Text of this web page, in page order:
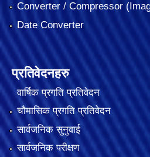
Converter / Compressor
Date Converter
प्रतिवेदनहरु
वार्षिक प्रगति प्रतिवेदन
चौमासिक प्रगति प्रतिवेदन
सार्वजनिक सुनुवाई
सार्वजनिक परीक्षण